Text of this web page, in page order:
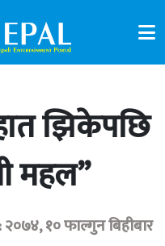
झिकेपछि
महल”
२०७४, १० फाल्गुन बिहीबार